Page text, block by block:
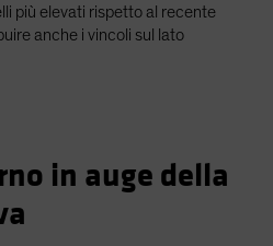
più elevati rispetto al recente
anche i vincoli sul lato
in auge della